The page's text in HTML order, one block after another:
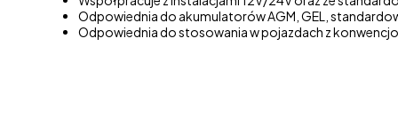
Odpowiednia do akumulatorów AGM, GEL,
Odpowiednia do stosowania w pojazdach z